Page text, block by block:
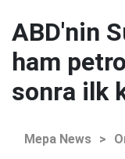
ABD'nin
ham
sonra ilk
Mepa News >